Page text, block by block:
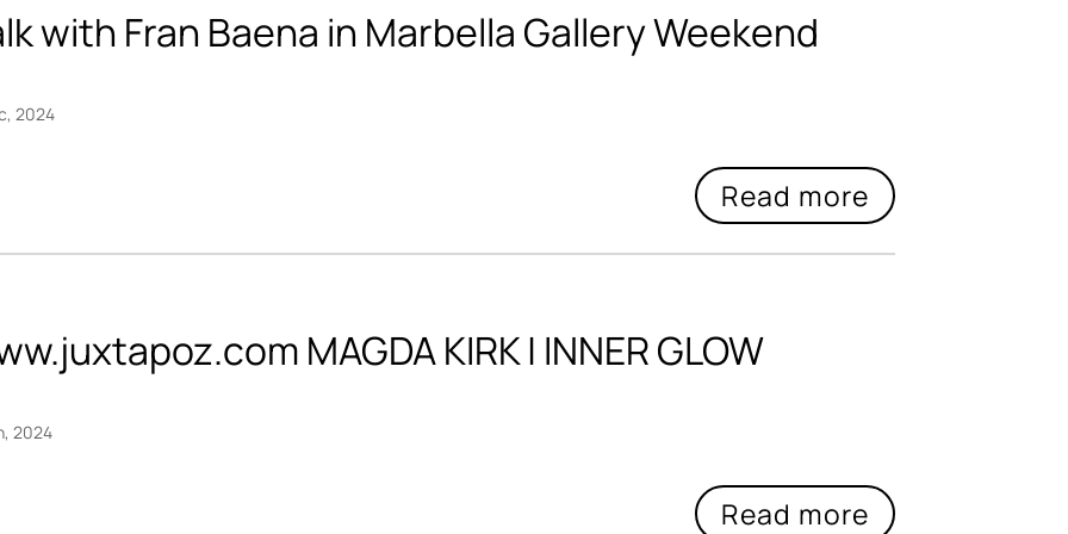
with Fran Baena in Marbella Gallery Weekend
2024
MAGDA KIRK | INNER GLOW
2024